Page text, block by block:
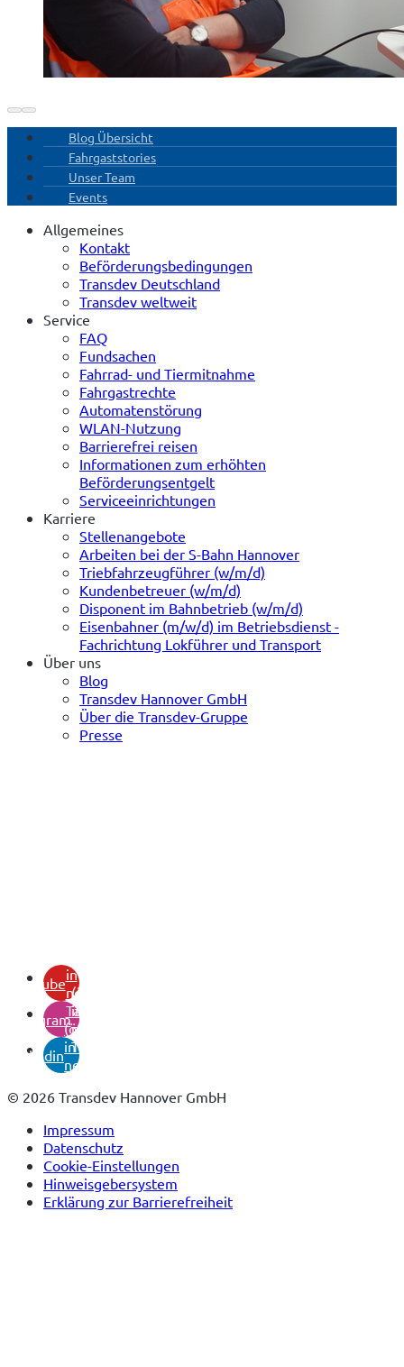
Blog Übersicht
Fahrgaststories
Unser Team
Events
Allgemeines
Kontakt
Beförderungsbedingungen
Transdev Deutschland
Transdev weltweit
Service
FAQ
Fundsachen
Fahrrad- und Tiermitnahme
Fahrgastrechte
Automatenstörung
WLAN-Nutzung
Barrierefrei reisen
Informationen zum erhöhten
Beförderungsentgelt
Serviceeinrichtungen
Karriere
Stellenangebote
Arbeiten bei der S-Bahn Hannover
Triebfahrzeugführer (w/m/d)
Kundenbetreuer (w/m/d)
Disponent im Bahnbetrieb (w/m/d)
Eisenbahner (m/w/d) im Betriebsdienst -
Fachrichtung Lokführer und Transport
Über uns
Blog
Transdev Hannover GmbH
Über die Transdev-Gruppe
Presse
youtubein
neuem
Tab)
instagram
(öffnet
in
neuem
Tab)
linkedin
(öffnet
in
neuem
© 2026 Transdev Hannover GmbH
Impressum
Datenschutz
Cookie-Einstellungen
Hinweisgebersystem
Erklärung zur Barrierefreiheit